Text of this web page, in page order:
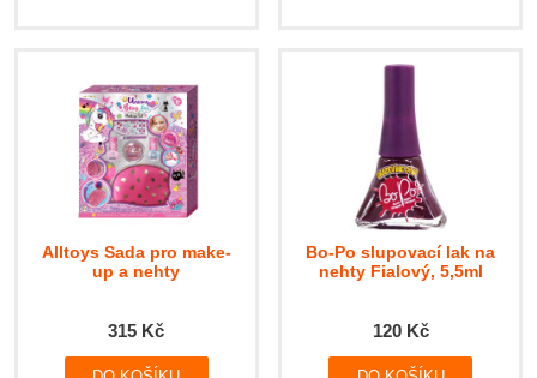
Alltoys Sada pro make-
up a nehty
315 Kč
Bo-Po slupovací lak na
nehty Fialový, 5,5ml
120 Kč